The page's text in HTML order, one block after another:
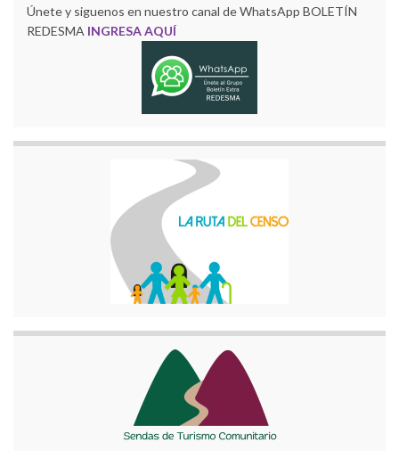
Únete y siguenos en nuestro canal de WhatsApp BOLETÍN
REDESMA INGRESA AQUÍ